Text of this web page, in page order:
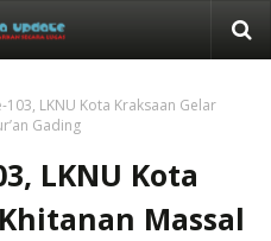
103, LKNU Kota Kraksaan Gelar
Gading
LKNU Kota
Massal